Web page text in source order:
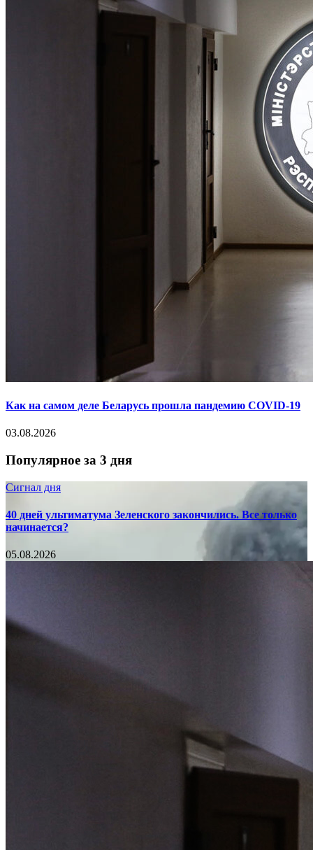
Как на самом деле Беларусь прошла пандемию COVID-19
03.08.2026
Популярное за 3 дня
Сигнал дня
40 дней ультиматума Зеленского закончились. Все только
начинается?
05.08.2026